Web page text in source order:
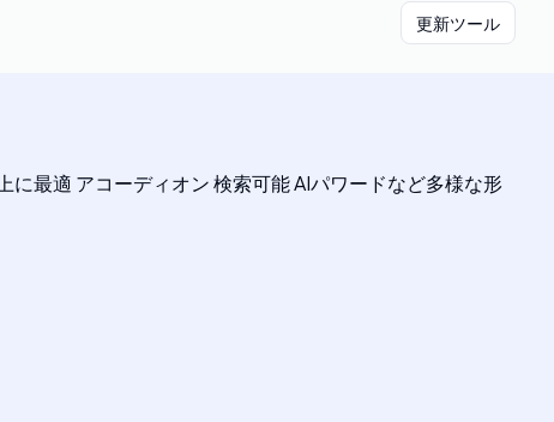
更新ツール
最適 アコーディオン 検索可能 AIパワードなど多様な形